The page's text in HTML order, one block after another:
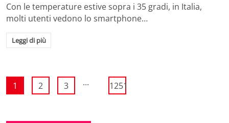
Con le temperature estive sopra i 35 gradi, in Italia,
molti utenti vedono lo smartphone…
Leggi di più
1 2 3 ... 1251